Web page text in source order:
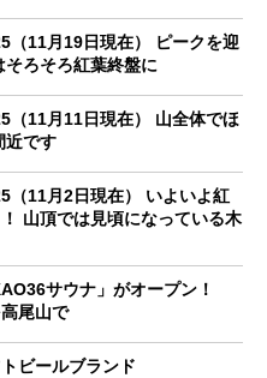
（11月19日現在） ピークを迎
そろそろ紅葉終盤に
（11月11日現在） 山全体でほ
近です
（11月2日現在） いよいよ紅
山頂では見頃になっている木
サウナ」がオープン！
尾山で
ビールブランド